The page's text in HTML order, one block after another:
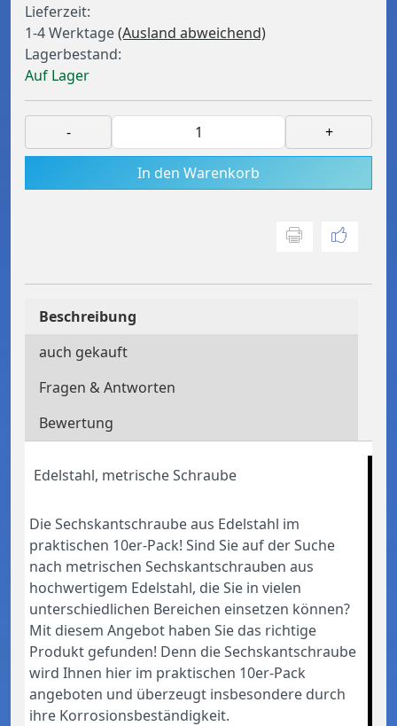
Lieferzeit:
1-4 Werktage(Ausland abweichend)
Lagerbestand:
Auf Lager
- +
In den Warenkorb
Beschreibung
auch gekauft
Fragen & Antworten
Bewertung
Edelstahl, metrische Schraube
Die Sechskantschraube aus Edelstahl im
praktischen 10er-Pack! Sind Sie auf der Suche
nach metrischen Sechskantschrauben aus
hochwertigem Edelstahl, die Sie in vielen
unterschiedlichen Bereichen einsetzen können?
Mit diesem Angebot haben Sie das richtige
Produkt gefunden! Denn die Sechskantschraube
wird Ihnen hier im praktischen 10er-Pack
angeboten und überzeugt insbesondere durch
ihre Korrosionsbeständigkeit.